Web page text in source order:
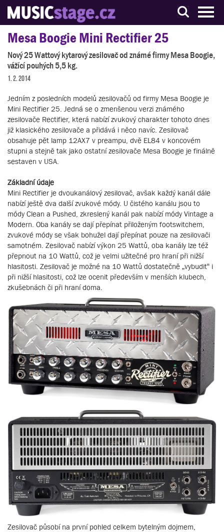
S muzikanty pro muzikanty
Mesa Boogie Mini Rectifier 25
Nový 25 Wattový kytarový zesilovač od známé firmy Mesa Boogie,
vážící pouhých 5,5 kg.
1. 2. 2014
Jedním z posledních modelů zesilovačů od firmy Mesa Boogie je
Mini Rectifier 25. Jedná se o zmenšenou verzi známého
zesilovače Rectifier, která nabízí zvukový charakter tohoto dnes
již klasického zesilovače a přidává i něco navíc. Zesilovač
obsahuje pět lamp 12AX7 v preampu, dvě EL84 v koncovém
stupni a stejně tak jako ostatní zesilovače Mesa Boogie je finálně
sestaven v USA.
Základní údaje
Mini Rectifier je dvoukanálový zesilovač, avšak každý kanál dále
nabízí ještě dva další zvukové módy. U čistého kanálu jsou to
módy Clean a Pushed, zkreslený kanál pak nabízí módy Vintage a
Modern. Oba kanály se dají přepínat přiloženým footswitchem,
zvukové módy se však bohužel dají přepínat pouze na zesilovači
samotném. Zesilovač nabízí výkon 25 Wattů, oba kanály lze též
přepnout na 10 Wattů, což je velmi užitečné pro hraní při nižší
hlasitosti. Zesilovač je možné na 10 Wattů dostatečně „vybudit“ i
při nižší hlasitosti, což lze ocenit především v menších klubech,
zkušebnách či při hraní doma.
Zesilovač působí na první pohled celkem bytelným dojmem,